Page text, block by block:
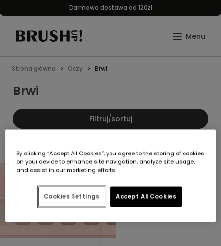
Darmowa dostawa od 120zł
Strona główna Oczy Brwi
Brwi
Filtruj/sortuj
promocja
Ups... zaraz wracam
By clicking “Accept All Cookies”, you agree to the storing of cookies
on your device to enhance site navigation, analyze site usage,
and assist in our marketing efforts.
Accept All Cookies
Cookies Settings